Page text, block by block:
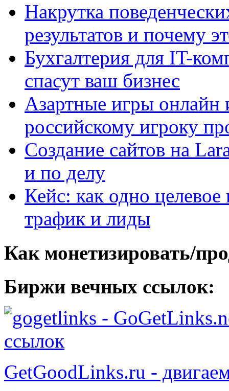
Накрутка
результатов и почему
Бухгалтерия для IT-
спасут ваш бизнес
Азартные игры онлайн
российскому игроку
Создание сайтов на
и по делу
Кейс: как одно
трафик и лиды
Как монетизировать/
Биржи вечных ссылок:
-
ссылок
GetGoodLinks.ru -